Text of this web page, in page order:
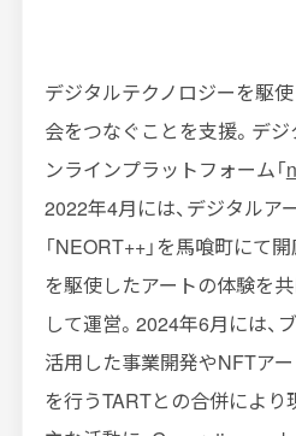
デジタルテクノロジーを駆
会をつなぐことを支援。デ
ンラインプラットフォーム「
2022年4月には、デジタルア
「NEORT++」を馬喰町にて
を駆使したアートの体験を
して運営。 2024年6月には、
活用した事業開発やNFTア
を行うTARTとの合併により